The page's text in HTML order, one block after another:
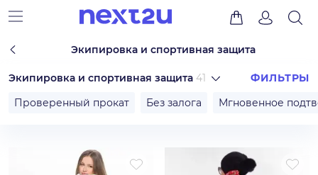
Экипировка и спортивная защита
Экипировка и спортивная защита 41
ФИЛЬТРЫ
Проверенный прокат
Без залога Мгновенное